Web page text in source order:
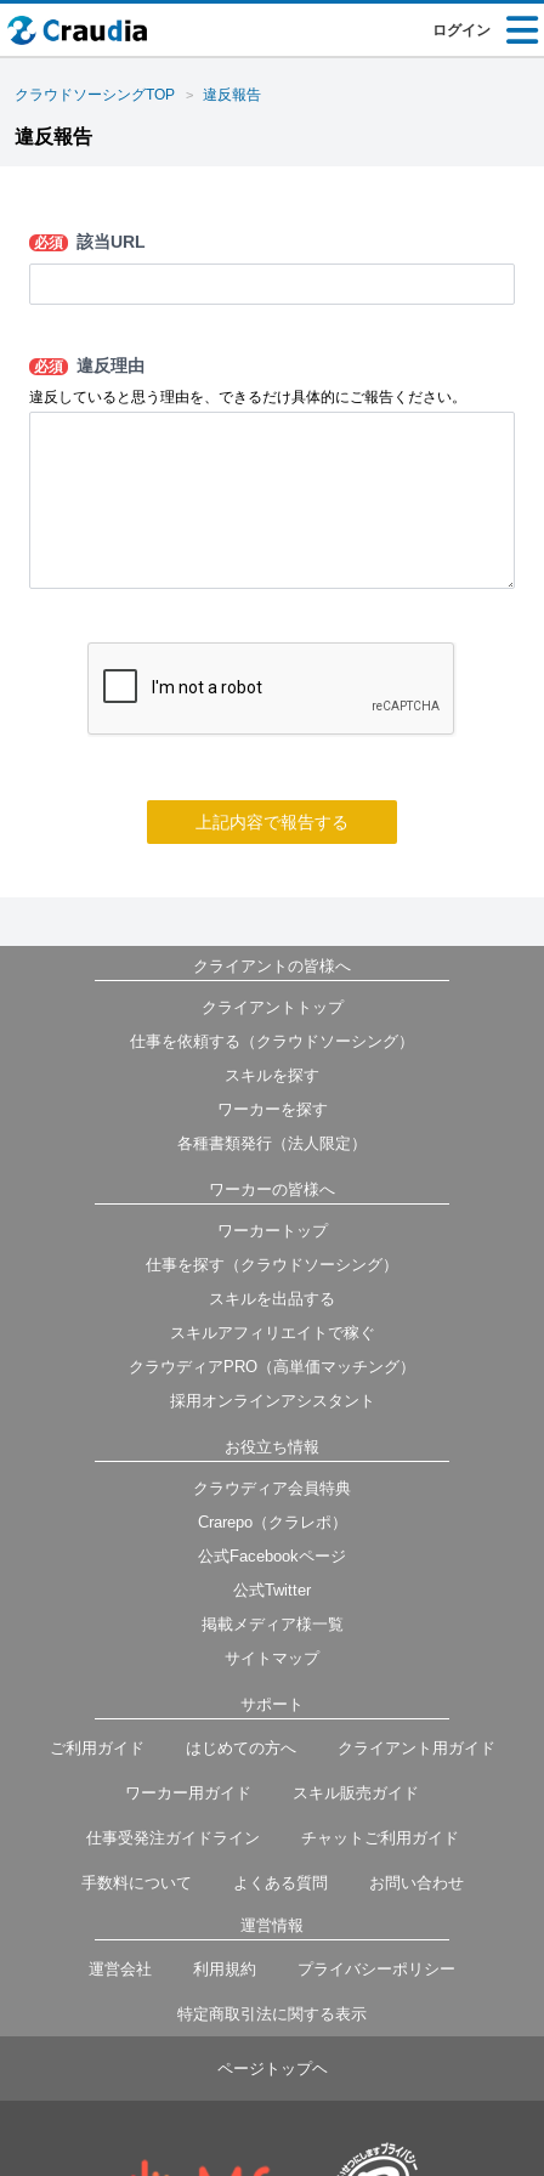
ログイン
クラウドソーシングTOP 違反報告
違反報告
必須 該当URL
必須 違反理由
違反していると思う理由を、できるだけ具体的にご報告ください。
上記内容で報告する
クライアントの皆様へ
クライアントトップ
仕事を依頼する（クラウドソーシング）
スキルを探す
ワーカーを探す
各種書類発行（法人限定）
ワーカーの皆様へ
ワーカートップ
仕事を探す（クラウドソーシング）
スキルを出品する
スキルアフィリエイトで稼ぐ
クラウディアPRO（高単価マッチング）
採用オンラインアシスタント
お役立ち情報
クラウディア会員特典
Crarepo（クラレポ）
公式Facebookページ
公式Twitter
掲載メディア様一覧
サイトマップ
サポート
ご利用ガイド はじめての方へ クライアント用ガイド
ワーカー用ガイド スキル販売ガイド
仕事受発注ガイドライン チャットご利用ガイド
手数料について よくある質問 お問い合わせ
運営情報
運営会社 利用規約 プライバシーポリシー
特定商取引法に関する表示
ページトップヘ